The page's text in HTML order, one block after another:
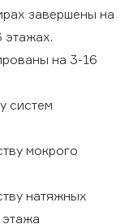
завершены на
этажах.
на 3-16
систем
мокрого
натяжных